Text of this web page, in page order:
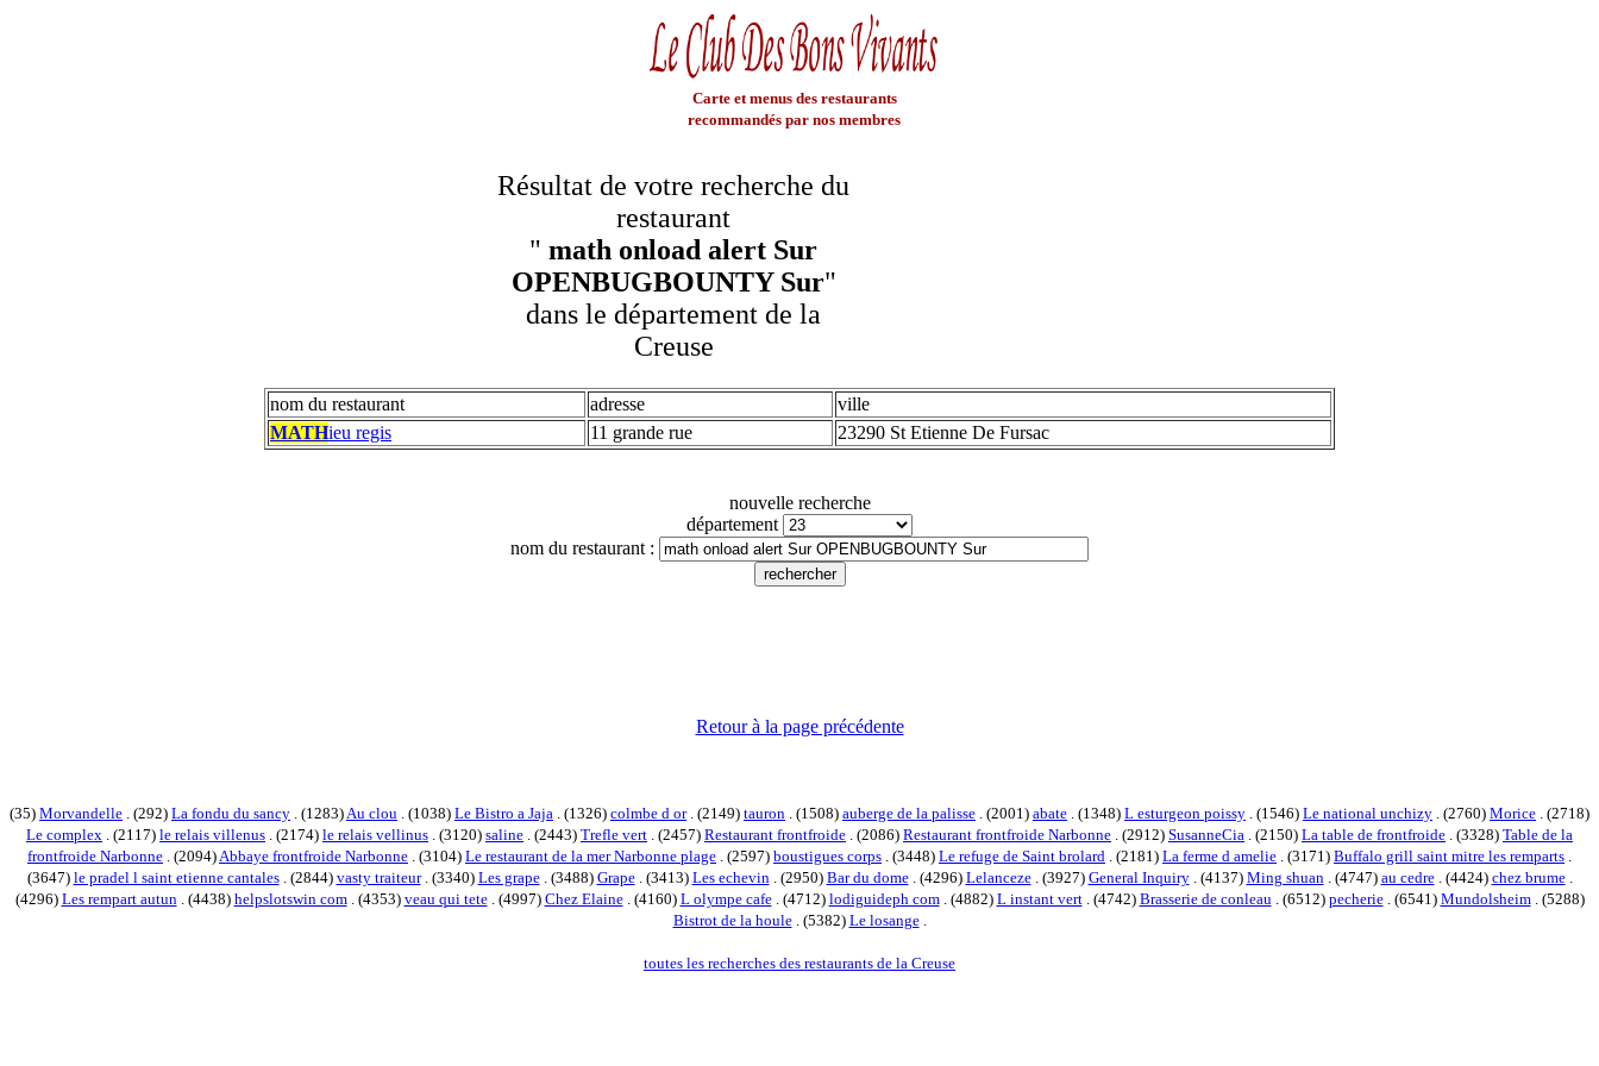
Carte et menus des restaurants
recommandés par nos membres
Résultat de votre recherche du
restaurant
" math onload alert Sur
OPENBUGBOUNTY Sur"
dans le département de la
Creuse
nom du restaurant adresse
ville
MATHieu regis 11 grande rue 23290 St Etienne De Fursac
nouvelle recherche
département
nom du restaurant :
Retour à la page précédente
(35) Morvandelle . (292) La fondu du sancy . (1283)Au clou . (1038) Le Bistro a Jaja . (1326) colmbe d or. (2149) tauron . (1508) auberge de la palisse . (2001) abate . (1348) L esturgeon poissy . (1546) Le national unchizy . (2760) Morice . (2718)
Le complex . (2117) le relais villenus . (2174) le relais vellinus . (3120) saline . (2443) Trefle vert . (2457) Restaurant frontfroide . (2086) Restaurant frontfroide Narbonne . (2912) SusanneCia . (2150) La table de frontfroide . (3328) Table de la
frontfroide Narbonne . (2094)Abbaye frontfroide Narbonne . (3104) Le restaurant de la mer Narbonne plage . (2597) boustigues corps . (3448) Le refuge de Saint brolard . (2181) La ferme d amelie . (3171) Buffalo grill saint mitre les remparts .
(3647) le pradel l saint etienne cantales. (2844) vasty traiteur. (3340) Les grape. (3488) Grape. (3413) Les echevin. (2950) Bar du dome. (4296) Lelanceze. (3927) General Inquiry. (4137) Ming shuan. (4747) au cedre. (4424) chez brume.
(4296) Les rempart autun. (4438) helpslotswin com. (4353) veau qui tete. (4997) Chez Elaine. (4160) L olympe cafe. (4712) lodiguideph com. (4882) L instant vert. (4742) Brasserie de conleau. (6512) pecherie. (6541) Mundolsheim. (5288)
Bistrot de la houle. (5382) Le losange.
toutes les recherches des restaurants de la Creuse